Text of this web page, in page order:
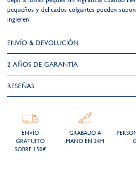
pequeños y delicados colgantes pueden
ingieren.
ENVÍO & DEVOLUCIÓN
2 AÑOS DE GARANTÍA​
RESEÑAS
ENVÍO
GRATUITO
SOBRE 150€
GRABADO A
MANO EN 24H